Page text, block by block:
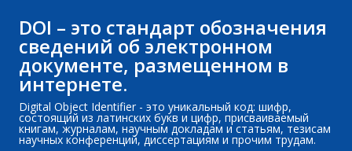
DOI – это стандарт обозначения
сведений об электронном
документе, размещенном в
интернете.
Digital Object Identifier - это уникальный код: шифр,
состоящий из латинских букв и цифр, присваиваемый
книгам, журналам, научным докладам и статьям, тезисам
научных конференций, диссертациям и прочим трудам.